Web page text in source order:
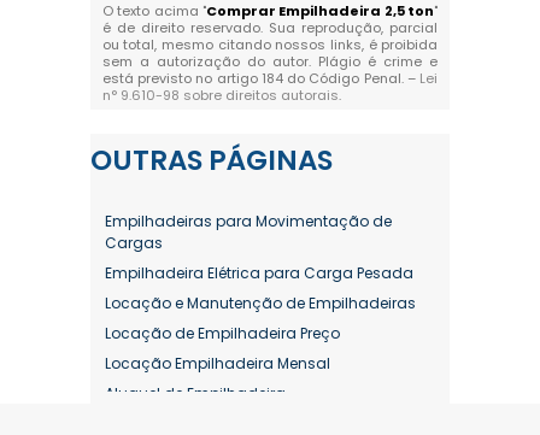
O texto acima "Comprar Empilhadeira 2,5 ton"
é de direito reservado. Sua reprodução, parcial
ou total, mesmo citando nossos links, é proibida
sem a autorização do autor. Plágio é crime e
está previsto no artigo 184 do Código Penal. – Lei
n° 9.610-98 sobre direitos autorais.
OUTRAS PÁGINAS
Empilhadeiras para Movimentação de
Cargas
Empilhadeira Elétrica para Carga Pesada
Locação e Manutenção de Empilhadeiras
Locação de Empilhadeira Preço
Locação Empilhadeira Mensal
Aluguel de Empilhadeira